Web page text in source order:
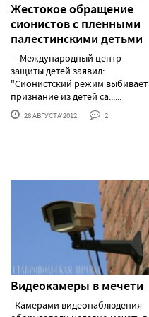
Жестокое обращение
сионистов с пленными
палестинскими детьми
- Международный центр
защиты детей заявил:
"Сионистский режим выбивает
признание из детей са......
28 АВГУСТА'2012 2
Видеокамеры в мечети
Камерами видеонаблюдения